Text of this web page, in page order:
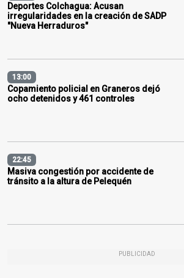
Deportes Colchagua: Acusan
irregularidades en la creación de SADP
"Nueva Herraduros"
13:00
Copamiento policial en Graneros dejó
ocho detenidos y 461 controles
22:45
Masiva congestión por accidente de
tránsito a la altura de Pelequén
PUBLICIDAD